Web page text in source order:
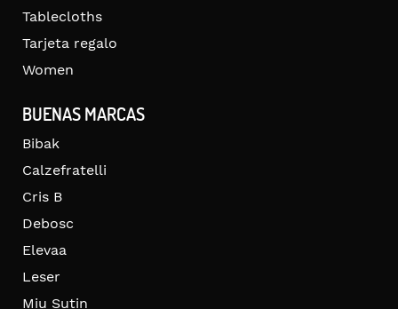
Tablecloths
Tarjeta regalo
Women
BUENAS MARCAS
Bibak
Calzefratelli
Cris B
Debosc
Elevaa
Leser
Miu Sutin